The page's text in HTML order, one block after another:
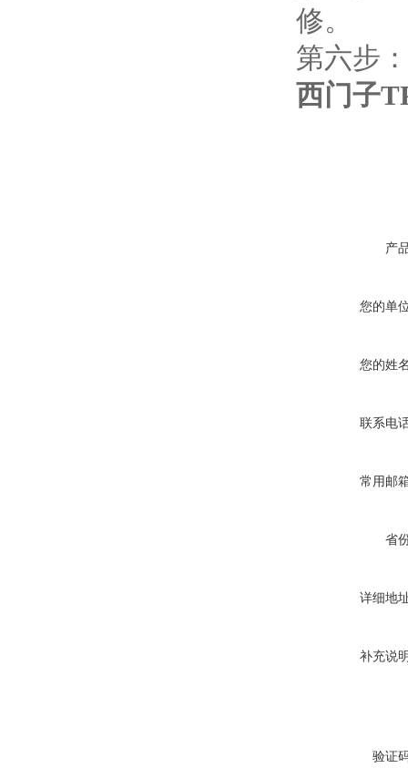
修。
第六步
西门子
产
您的单
您的姓
联系电
常用邮
省
详细地
补充说
验证